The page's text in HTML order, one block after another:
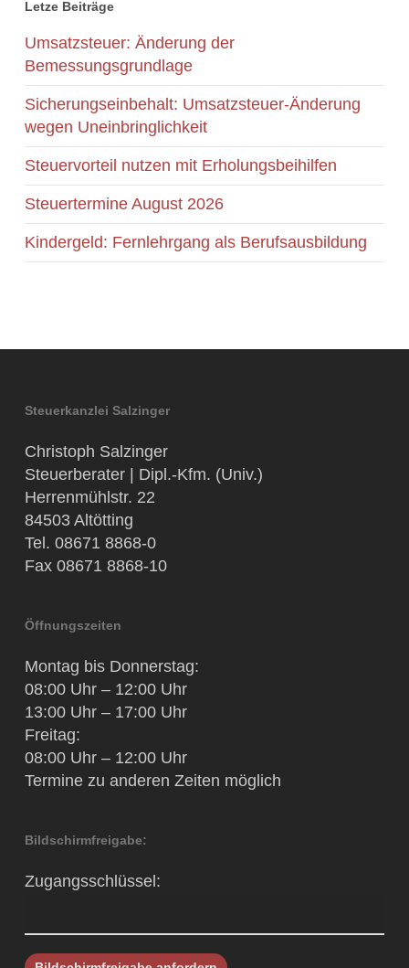
Letze Beiträge
Umsatzsteuer: Änderung der
Bemessungsgrundlage
Sicherungseinbehalt: Umsatzsteuer-Änderung
wegen Uneinbringlichkeit
Steuervorteil nutzen mit Erholungsbeihilfen
Steuertermine August 2026
Kindergeld: Fernlehrgang als Berufsausbildung
Steuerkanzlei Salzinger
Christoph Salzinger
Steuerberater | Dipl.-Kfm. (Univ.)
Herrenmühlstr. 22
84503 Altötting
Tel. 08671 8868-0
Fax 08671 8868-10
Öffnungszeiten
Montag bis Donnerstag:
08:00 Uhr – 12:00 Uhr
13:00 Uhr – 17:00 Uhr
Freitag:
08:00 Uhr – 12:00 Uhr
Termine zu anderen Zeiten möglich
Bildschirmfreigabe:
Zugangsschlüssel: